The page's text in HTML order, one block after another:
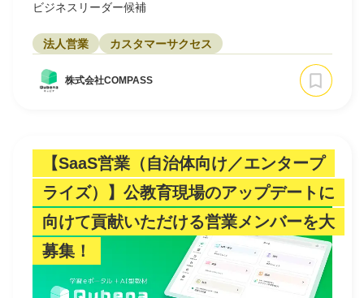
ビジネスリーダー候補
法人営業 カスタマーサクセス
株式会社COMPASS
【SaaS営業（自治体向け／エンタープ
ライズ）】公教育現場のアップデートに
向けて貢献いただける営業メンバーを大
募集！